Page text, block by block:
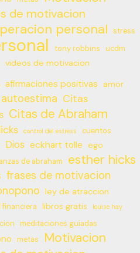
de motivacion
personal stress
tony robbins
ucdm
videos de motivacion
afirmaciones positivas
amor
autoestima Citas
Citas de Abraham
control del estress cuentos
Dios eckhart tolle ego
de abraham esther hicks
frases de motivacion
ley de atraccion
financiera libros gratis louise hay
meditaciones guiadas
metas Motivacion